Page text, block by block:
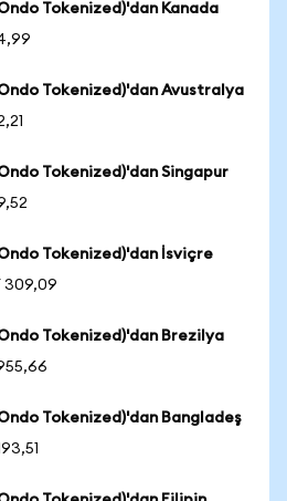
Tokenized)'dan Kanada
Tokenized)'dan Avustralya
Tokenized)'dan Singapur
Tokenized)'dan İsviçre
309,09
Tokenized)'dan Brezilya
Tokenized)'dan Bangladeş